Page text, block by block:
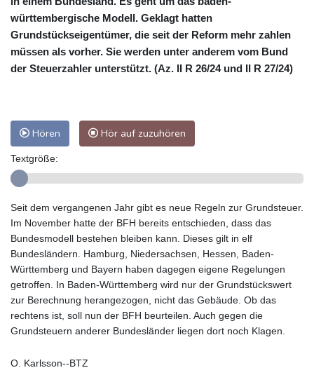
württembergische Modell. Geklagt hatten
Grundstückseigentümer, die seit der Reform mehr zahlen
müssen als vorher. Sie werden unter anderem vom Bund
der Steuerzahler unterstützt. (Az. II R 26/24 und II R 27/24)
Hören Hör auf zuzuhören
Textgröße:
Seit dem vergangenen Jahr gibt es neue Regeln zur Grundsteuer.
Im November hatte der BFH bereits entschieden, dass das
Bundesmodell bestehen bleiben kann. Dieses gilt in elf
Bundesländern. Hamburg, Niedersachsen, Hessen, Baden-
Württemberg und Bayern haben dagegen eigene Regelungen
getroffen. In Baden-Württemberg wird nur der Grundstückswert
zur Berechnung herangezogen, nicht das Gebäude. Ob das
rechtens ist, soll nun der BFH beurteilen. Auch gegen die
Grundsteuern anderer Bundesländer liegen dort noch Klagen.
O. Karlsson--BTZ